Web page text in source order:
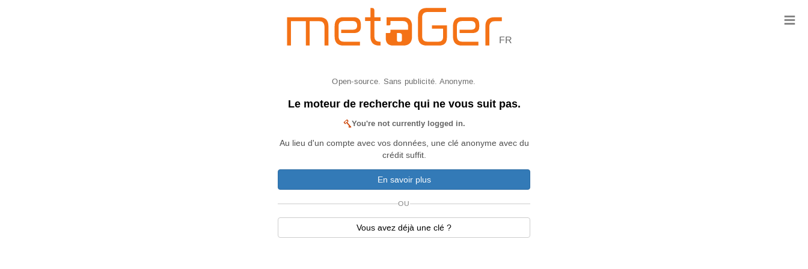
FR
Open-source. Sans publicité. Anonyme.
Le moteur de recherche qui ne vous suit pas.
You're not currently logged in.
Au lieu d'un compte avec vos données, une clé anonyme avec du
crédit suffit.
En savoir plus
OU
Vous avez déjà une clé ?
≡